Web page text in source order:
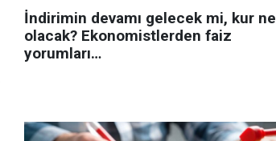
İndirimin devamı gelecek mi, kur ne
olacak? Ekonomistlerden faiz
yorumları…